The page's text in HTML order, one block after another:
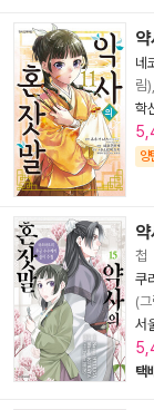
네
림),
학
양
첩
쿠
(그
서
택